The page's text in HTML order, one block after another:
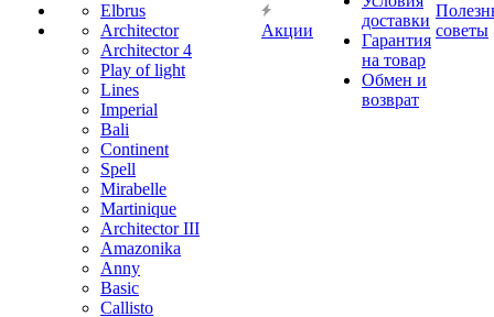
Elbrus
Architector
Architector 4
Play of light
Lines
Imperial
Bali
Continent
Spell
Mirabelle
Martinique
Architector III
Amazonika
Anny
Basic
Callisto
Акции
доставки
Гарантия
на товар
Обмен и
возврат
советы